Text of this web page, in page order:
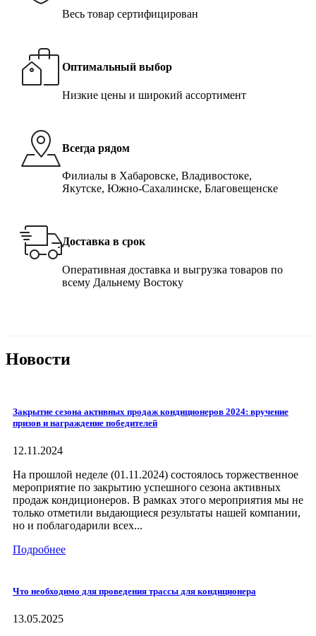
Весь товар сертифицирован
Оптимальный выбор
Низкие цены и широкий ассортимент
Всегда рядом
Филиалы в Хабаровске, Владивостоке,
Якутске, Южно-Сахалинске, Благовещенске
Доставка в срок
Оперативная доставка и выгрузка товаров по
всему Дальнему Востоку
Новости
Закрытие сезона активных продаж кондиционеров 2024: вручение
призов и награждение победителей
12.11.2024
На прошлой неделе (01.11.2024) состоялось торжественное
мероприятие по закрытию успешного сезона активных
продаж кондиционеров. В рамках этого мероприятия мы не
только отметили выдающиеся результаты нашей компании,
но и поблагодарили всех...
Подробнее
Что необходимо для проведения трассы для кондиционера
13.05.2025